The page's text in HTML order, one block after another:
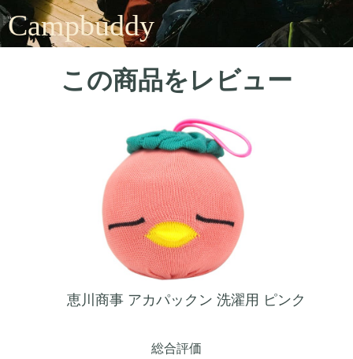
Campbuddy
この商品をレビュー
恵川商事 アカパックン 洗濯用 ピンク
総合評価